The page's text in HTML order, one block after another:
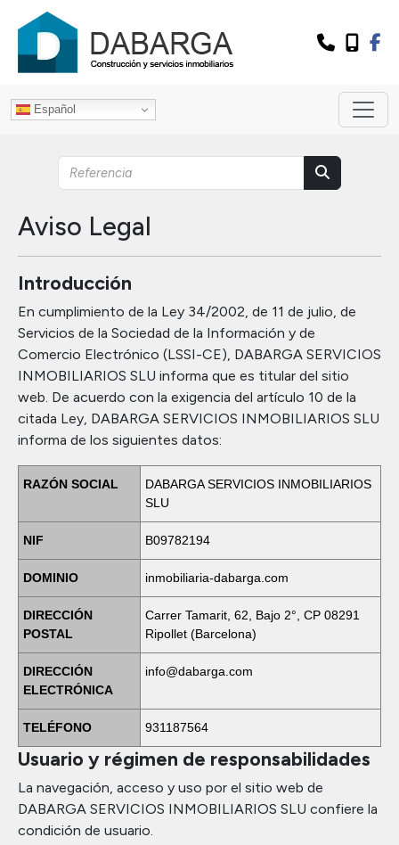
Español
Aviso Legal
Introducción
En cumplimiento de la Ley 34/2002, de 11 de julio, de
Servicios de la Sociedad de la Información y de
Comercio Electrónico (LSSI-CE), DABARGA SERVICIOS
INMOBILIARIOS SLU informa que es titular del sitio
web. De acuerdo con la exigencia del artículo 10 de la
citada Ley, DABARGA SERVICIOS INMOBILIARIOS SLU
informa de los siguientes datos:
RAZÓN SOCIAL
DABARGA SERVICIOS INMOBILIARIOS
SLU
NIF B09782194
DOMINIO inmobiliaria-dabarga.com
DIRECCIÓN
POSTAL
Carrer Tamarit, 62, Bajo 2°, CP 08291
Ripollet (Barcelona)
DIRECCIÓN
ELECTRÓNICA
info@dabarga.com
TELÉFONO 931187564
Usuario y régimen de responsabilidades
La navegación, acceso y uso por el sitio web de
DABARGA SERVICIOS INMOBILIARIOS SLU confiere la
condición de usuario.